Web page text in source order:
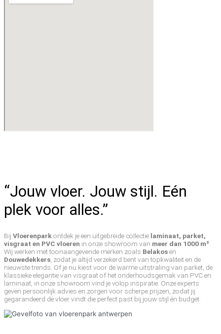
“Jouw vloer. Jouw stijl. Eén
plek voor alles.”
Bij Vloerenpark ontdek je een uitgebreide collectie laminaat, parket,
visgraat en PVC vloeren in onze showroom van meer dan 1000 m²
Wij werken met toonaangevende merken zoals Belakosen
Douwedekkers , zodat je altijd verzekerd bent van topkwaliteit en de
nieuwste trends. Of je nu kiest voor de warme uitstraling van parket, de
klassieke elegantie van visgraat of het onderhoudsgemak van PVC en
laminaat, in onze showroom vind je volop inspiratie. Onze experts
geven persoonlijk advies en zorgen voor scherpe prijzen, zodat jij
gegarandeerd de vloer vindt die perfect past bij jouw stijl én budget.